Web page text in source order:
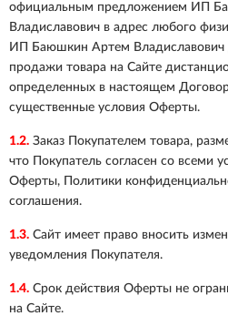
официальным предложением ИП
Владиславович в адрес любого
ИП Баюшкин Артем Владиславович
продажи товара на Сайте
определенных в настоящем
существенные условия Оферты.
1.2. Заказ Покупателем товара,
что Покупатель согласен со всеми
Оферты, Политики
соглашения.
1.3. Сайт имеет право вносить
уведомления Покупателя.
1.4. Срок действия Оферты не
на Сайте.